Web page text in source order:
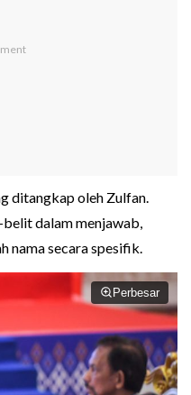
ditangkap oleh Zulfan.
dalam menjawab,
nama secara spesifik.
Perbesar